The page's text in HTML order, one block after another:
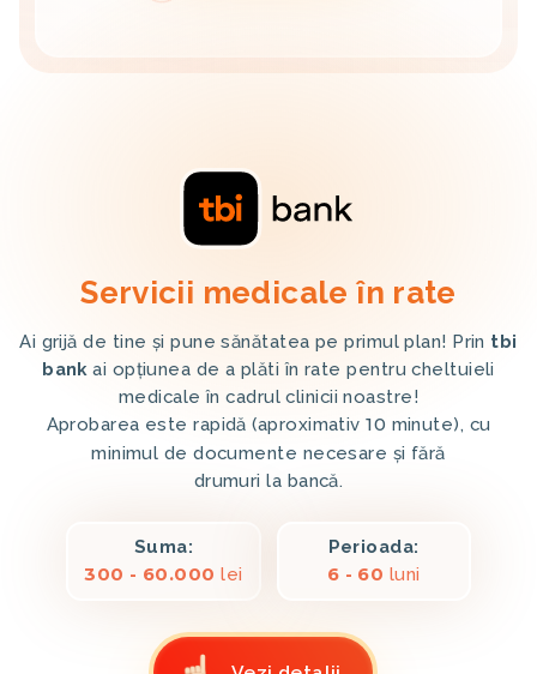
Servicii medicale în rate
Ai grijă de tine și pune sănătatea pe primul plan! Prin tbi
bank ai opțiunea de a plăti în rate pentru cheltuieli
medicale în cadrul clinicii noastre!
Aprobarea este rapidă (aproximativ10 minute), cu
minimul de documente necesare și fără
drumuri la bancă.
Suma:
300 - 60.000 lei
Perioada:
6 - 60 luni